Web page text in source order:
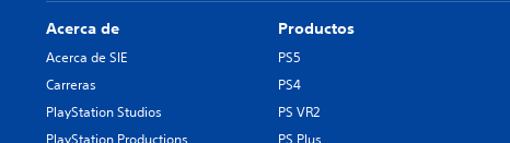
Acerca de
Acerca de SIE
Carreras
PlayStation Studios
Productos
PS5
PS4
PS VR2